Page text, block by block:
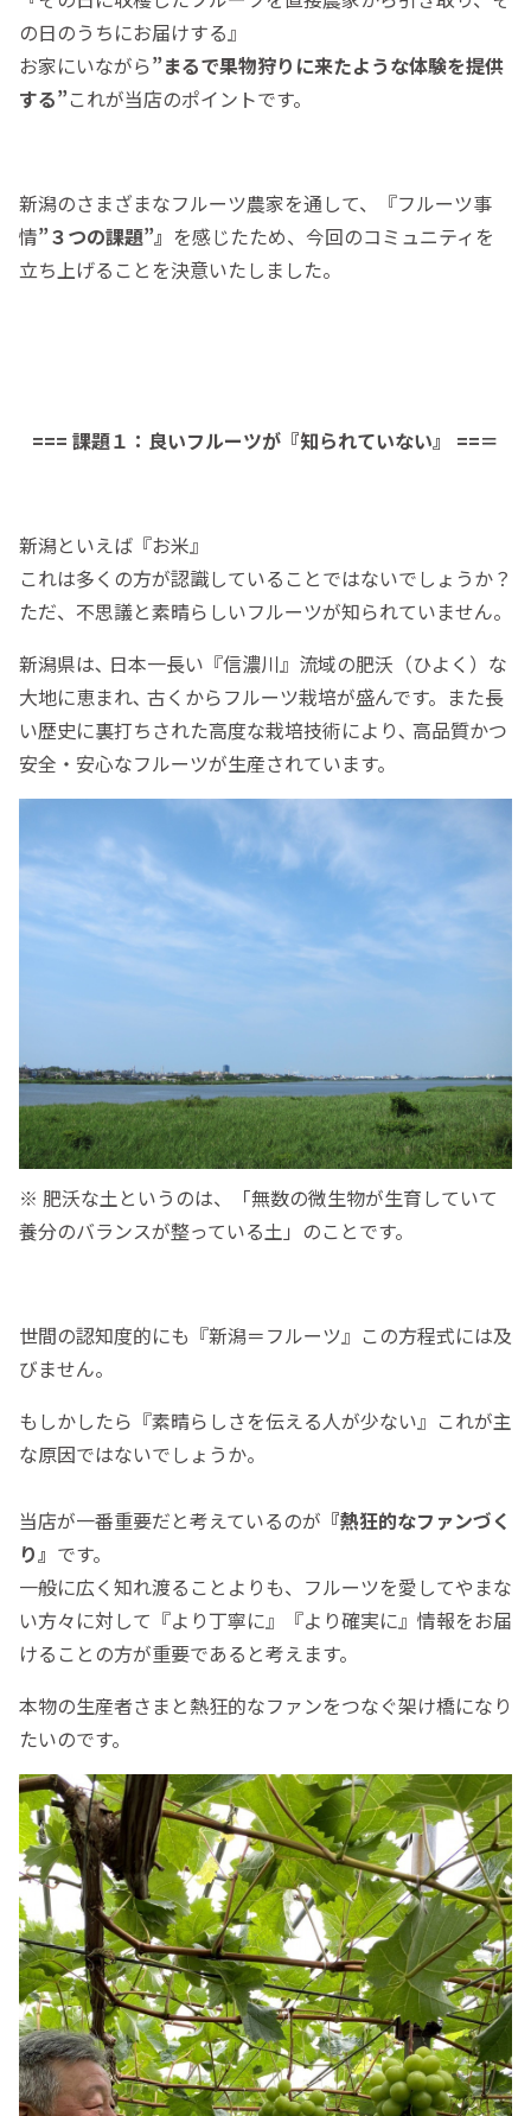
の日のうちにお届けする』
お家にいながら”まるで果物狩りに来たような体験を提供
する”これが当店のポイントです。
新潟のさまざまなフルーツ農家を通して、『フルーツ事
情”３つの課題”』 を感じたため、今回のコミュニティを
立ち上げることを決意いたしました。
=== 課題１：良いフルーツが『知られていない』 ==＝
新潟といえば『お米』
これは多くの方が認識していることではないでしょうか？
ただ、不思議と素晴らしいフルーツが知られていません。
新潟県は､ 日本一長い『信濃川』流域の肥沃（ひよく）な
大地に恵まれ､ 古くからフルーツ栽培が盛んです。また長
い歴史に裏打ちされた高度な栽培技術により､ 高品質かつ
安全・安心なフルーツが生産されています。
※ 肥沃な土というのは、「無数の微生物が生育していて
養分のバランスが整っている土」のことです。
世間の認知度的にも『新潟＝フルーツ』この方程式には及
びません。
もしかしたら『素晴らしさを伝える人が少ない』これが主
な原因ではないでしょうか。
当店が一番重要だと考えているのが 『熱狂的なファンづく
り』 です。
一般に広く知れ渡ることよりも、フルーツを愛してやまな
い方々に対して『より丁寧に』『より確実に』情報をお届
けることの方が重要であると考えます。
本物の生産者さまと熱狂的なファンをつなぐ架け橋になり
たいのです。